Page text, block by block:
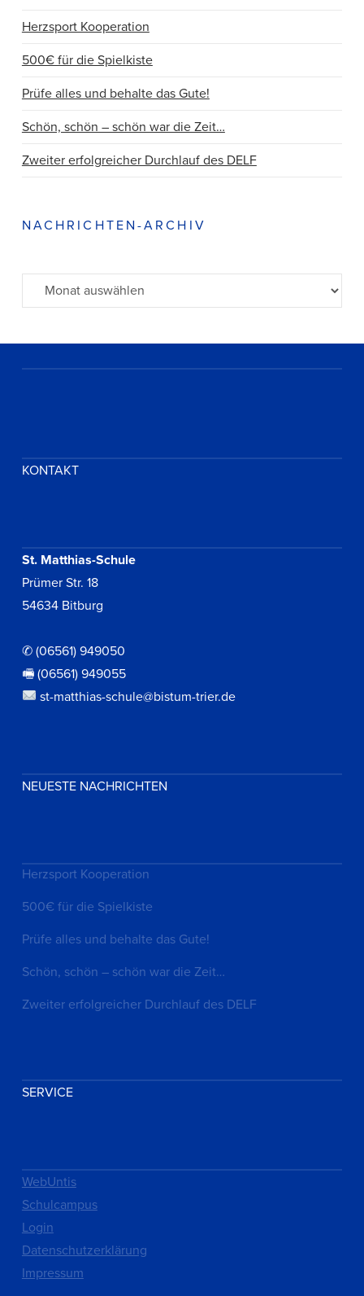
Herzsport Kooperation
500€ für die Spielkiste
Prüfe alles und behalte das Gute!
Schön, schön – schön war die Zeit…
Zweiter erfolgreicher Durchlauf des DELF
NACHRICHTEN-ARCHIV
Archiv
KONTAKT
St. Matthias-Schule
Prümer Str. 18
54634 Bitburg
✆ (06561) 949050
🖷 (06561) 949055
st-matthias-schule@bistum-trier.de
NEUESTE NACHRICHTEN
Herzsport Kooperation
500€ für die Spielkiste
Prüfe alles und behalte das Gute!
Schön, schön – schön war die Zeit…
Zweiter erfolgreicher Durchlauf des DELF
SERVICE
WebUntis
Schulcampus
Login
Datenschutzerklärung
Impressum